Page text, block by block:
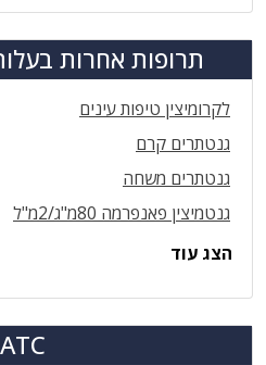
תרופות אחרות
לקרומיצין טיפות עינים
גנטתרים קרם
גנטתרים משחה
גנטמיצין פאנפרמה 80מ"ג/2מ"ל
הצג עוד
ATC